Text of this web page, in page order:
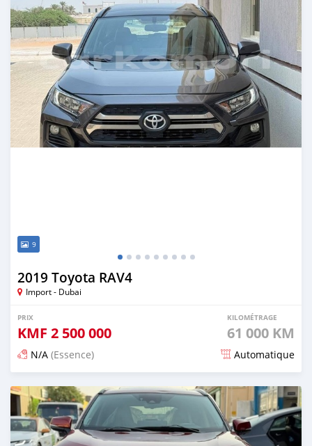
9
2019 Toyota RAV4
Import - Dubai
PRIX
KMF 2 500 000
KILOMÉTRAGE
61 000 KM
N/A (Essence) Automatique
Publié il y a 4 jours